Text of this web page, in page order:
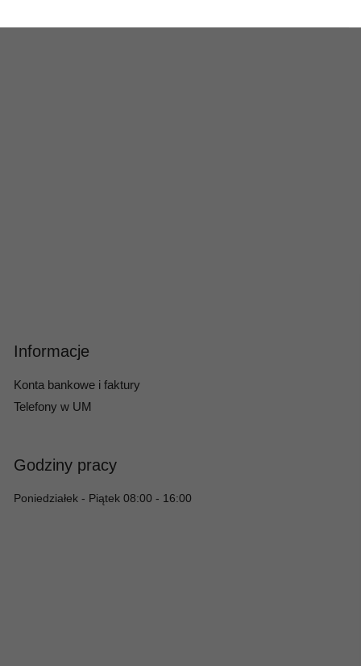
Informacje
Konta bankowe i faktury
Telefony w UM
Godziny pracy
Poniedziałek - Piątek 08:00 - 16:00